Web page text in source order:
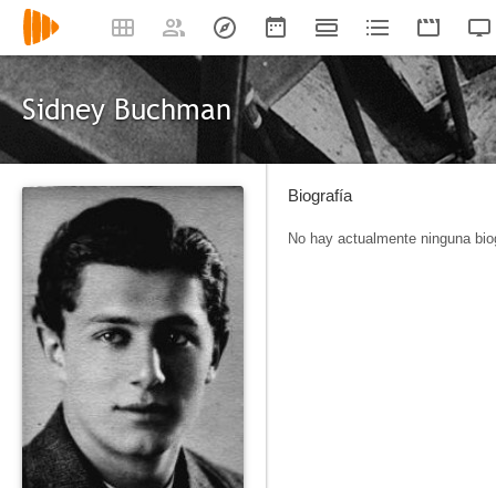
Sidney Buchman
Biografía
No hay actualmente ninguna